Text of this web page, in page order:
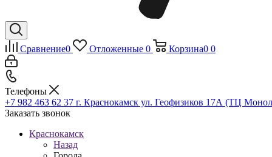
Сравнение0 Отложенные 0 Корзина0 0
Телефоны
+7 982 463 62 37 г. Краснокамск ул. Геофизиков 17А (ТЦ
Заказать звонок
Краснокамск
Назад